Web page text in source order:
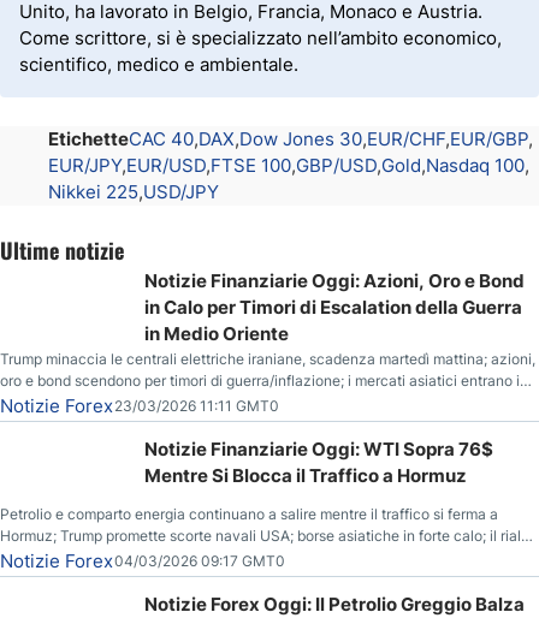
Unito, ha lavorato in Belgio, Francia, Monaco e Austria.
Come scrittore, si è specializzato nell’ambito economico,
scientifico, medico e ambientale.
EtichetteCAC 40 DAX Dow Jones 30 EUR/CHF EUR/GBP
EUR/JPY EUR/USD FTSE 100 GBP/USD Gold Nasdaq 100
Nikkei 225 USD/JPY
Ultime notizie
Notizie Finanziarie Oggi: Azioni, Oro e Bond
in Calo per Timori di Escalation della Guerra
in Medio Oriente
Trump minaccia le centrali elettriche iraniane, scadenza martedì mattina; azioni,
oro e bond scendono per timori di guerra/inflazione; i mercati asiatici entrano in
correzione; il petrolio greggio resta stabile.
Notizie Forex23/03/2026 11:11 GMT0
Notizie Finanziarie Oggi: WTI Sopra 76$
Mentre Si Blocca il Traffico a Hormuz
Petrolio e comparto energia continuano a salire mentre il traffico si ferma a
Hormuz; Trump promette scorte navali USA; borse asiatiche in forte calo; il rialzo
del gas naturale mette pressione all’euro.
Notizie Forex04/03/2026 09:17 GMT0
Notizie Forex Oggi: Il Petrolio Greggio Balza